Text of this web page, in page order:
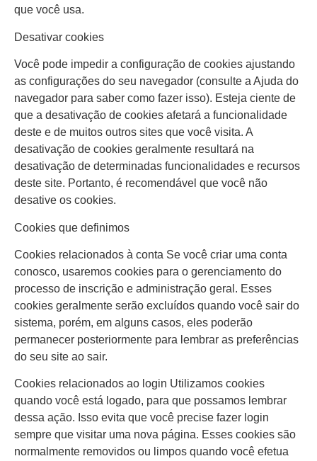
que você usa.
Desativar cookies
Você pode impedir a configuração de cookies ajustando
as configurações do seu navegador (consulte a Ajuda do
navegador para saber como fazer isso). Esteja ciente de
que a desativação de cookies afetará a funcionalidade
deste e de muitos outros sites que você visita. A
desativação de cookies geralmente resultará na
desativação de determinadas funcionalidades e recursos
deste site. Portanto, é recomendável que você não
desative os cookies.
Cookies que definimos
Cookies relacionados à conta Se você criar uma conta
conosco, usaremos cookies para o gerenciamento do
processo de inscrição e administração geral. Esses
cookies geralmente serão excluídos quando você sair do
sistema, porém, em alguns casos, eles poderão
permanecer posteriormente para lembrar as preferências
do seu site ao sair.
Cookies relacionados ao login Utilizamos cookies
quando você está logado, para que possamos lembrar
dessa ação. Isso evita que você precise fazer login
sempre que visitar uma nova página. Esses cookies são
normalmente removidos ou limpos quando você efetua